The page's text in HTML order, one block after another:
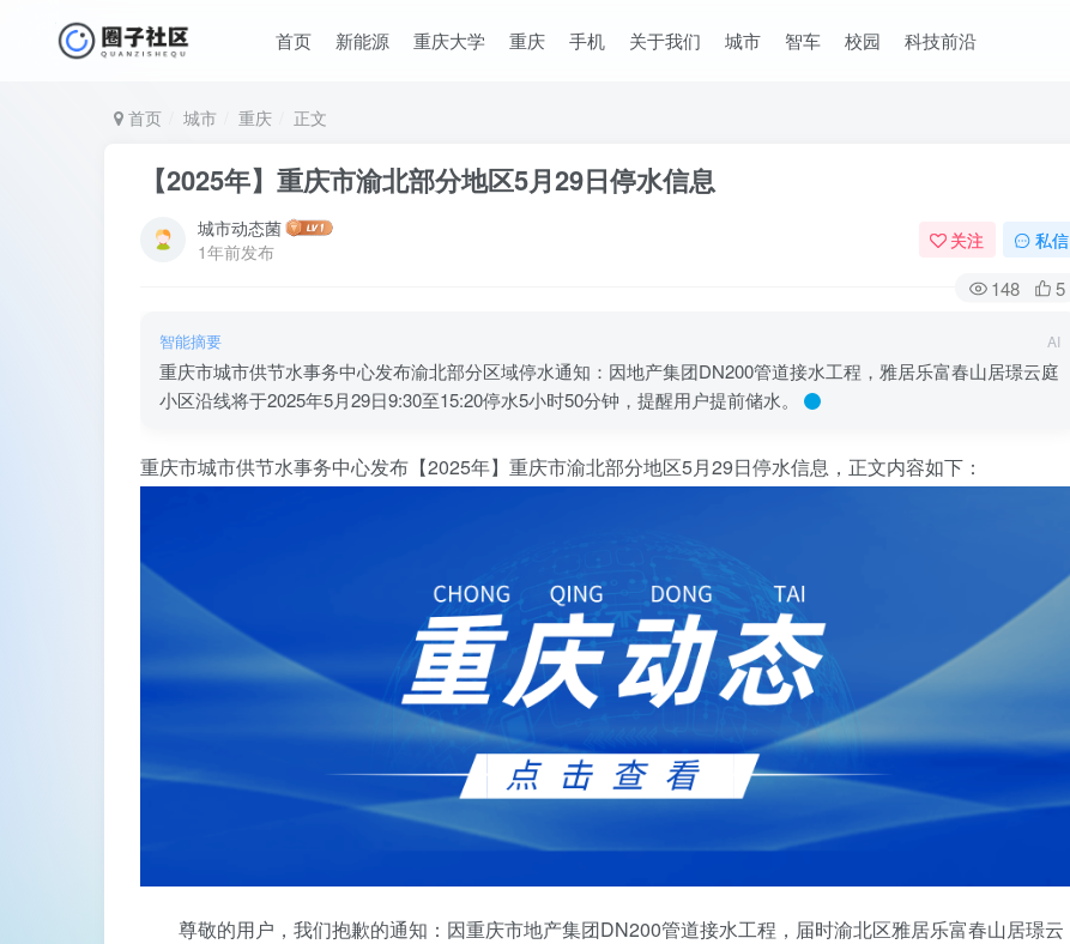
首页 新能源 重庆大学 重庆 手机 关于我们 城市 智车 校园 科技前沿
首页 城市 重庆 正文
【2025年】重庆市渝北部分地区5月29日停水信息
城市动态菌
1年前发布
关注 私信
148 5
智能摘要 AI
重庆市城市供节水事务中心发布渝北部分区域停水通知：因地产集团DN200管道接水工程，雅居乐富春山居璟云庭
小区沿线将于2025年5月29日9:30至15:20停水5小时50分钟，提醒用户提前储水。
重庆市城市供节水事务中心发布【2025年】重庆市渝北部分地区5月29日停水信息，正文内容如下：
尊敬的用户，我们抱歉的通知：因重庆市地产集团DN200管道接水工程，届时渝北区雅居乐富春山居璟云
登录
登录密码
记住登录
登录
社交账号登录
使用社交账号登录即表示同意